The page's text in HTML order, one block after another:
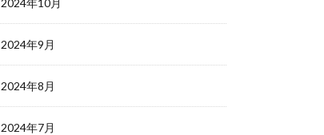
2024年10月
2024年9月
2024年8月
2024年7月